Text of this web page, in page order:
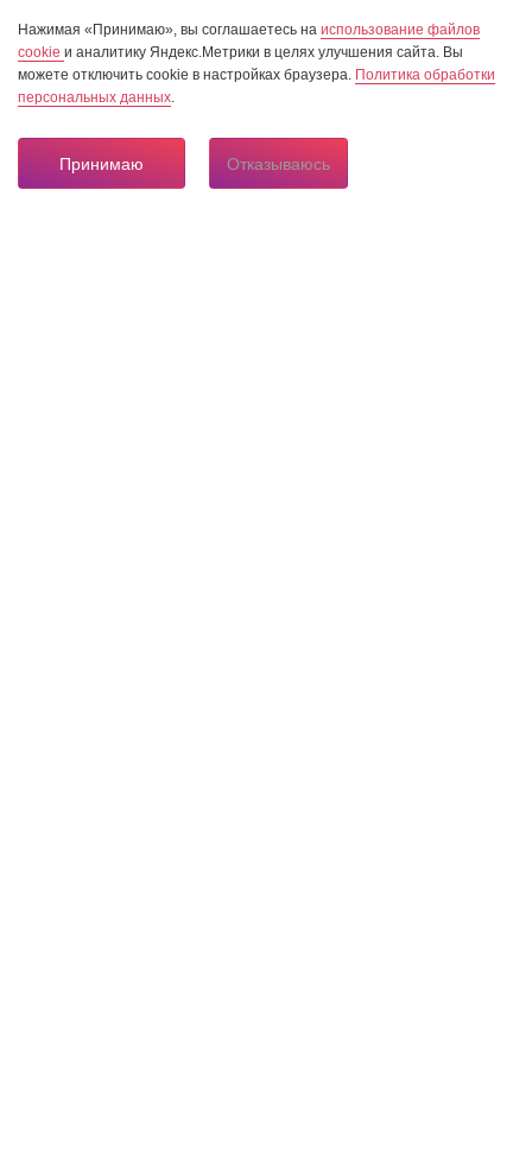
Нажимая «Принимаю», вы соглашаетесь на использование файлов
cookie и аналитику Яндекс.Метрики в целях улучшения сайта. Вы
можете отключить cookie в настройках браузера. Политика обработки
персональных данных.
Принимаю Отказываюсь